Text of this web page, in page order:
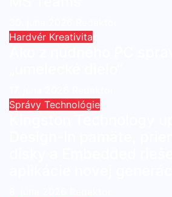
Hardvér Kreativita
Správy Technológie